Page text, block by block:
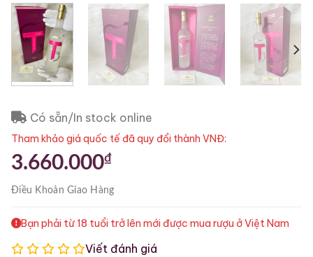
Có sẵn/In stock online
Tham khảo giá quốc tế đã quy đổi thành VNĐ:
3.660.000₫
Điều KhoảnGiao Hàng
Bạn phải từ 18 tuổi trở lên mới được mua rượu ở Việt Nam
Viết đánh giá